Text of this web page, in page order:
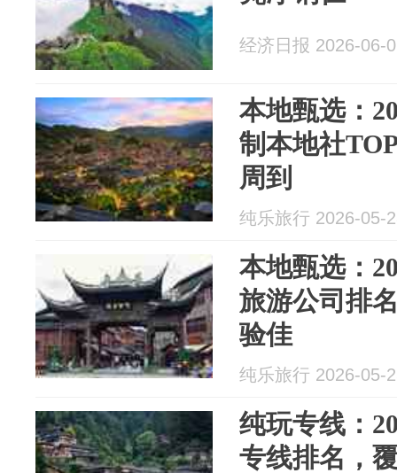
经济日报 2026-06-
本地甄选：
制本地社
周到
纯乐旅行 2026-05-
本地甄选：
旅游公司排
验佳
纯乐旅行 2026-05-
纯玩专线：
专线排名，